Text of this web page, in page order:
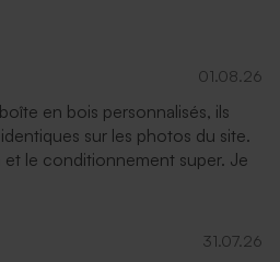
01.08.26
en bois personnalisés, ils
sur les photos du site.
et le conditionnement super. Je
31.07.26